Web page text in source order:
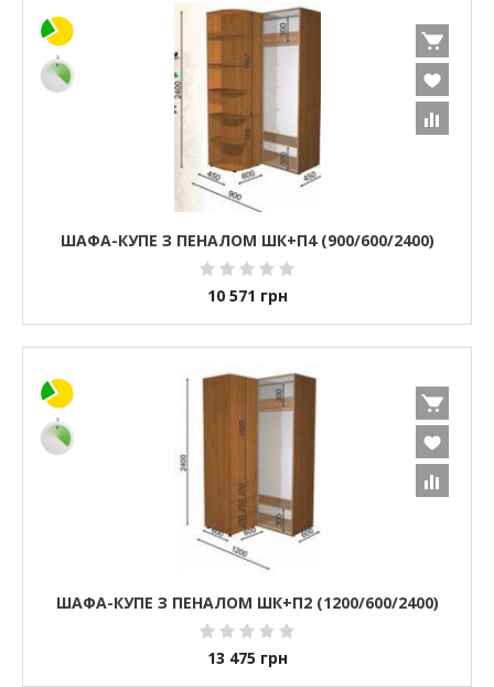
ШАФА-КУПЕ З ПЕНАЛОМ ШК+П4 (900/600/2400)
10 571 грн
ШАФА-КУПЕ З ПЕНАЛОМ ШК+П2 (1200/600/2400)
13 475 грн